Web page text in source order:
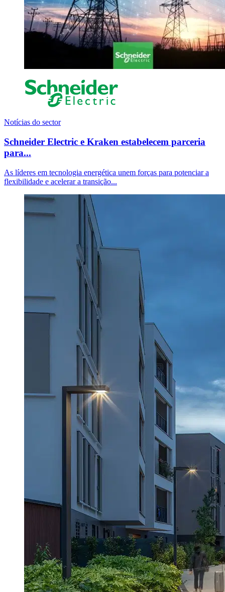
Notícias do sector
Schneider Electric e Kraken estabelecem parceria
para...
As líderes em tecnologia energética unem forças para potenciar a
flexibilidade e acelerar a transição...